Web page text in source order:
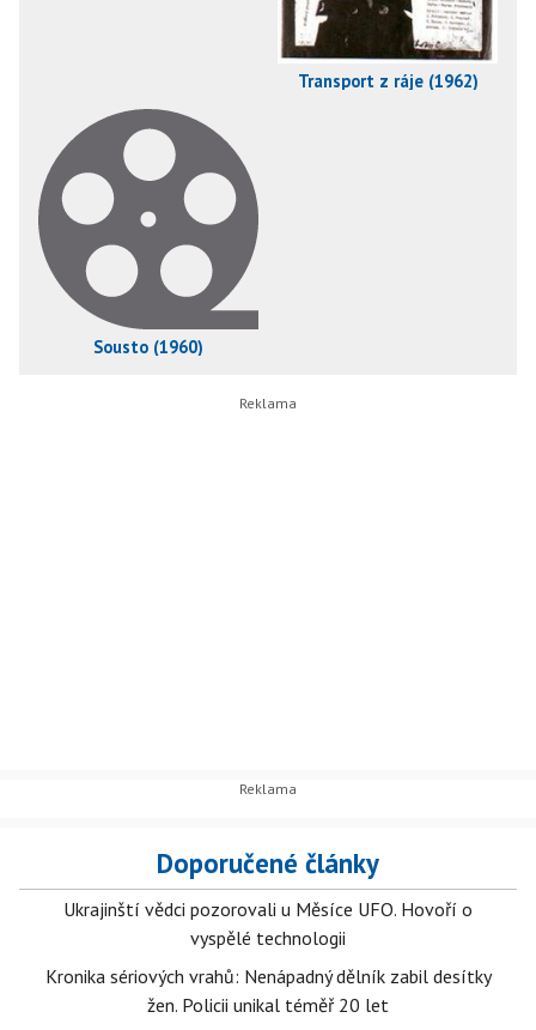
Transport z ráje (1962)
Sousto (1960)
Doporučené články
Ukrajinští vědci pozorovali u Měsíce UFO. Hovoří o
vyspělé technologii
Kronika sériových vrahů: Nenápadný dělník zabil desítky
žen. Policii unikal téměř 20 let